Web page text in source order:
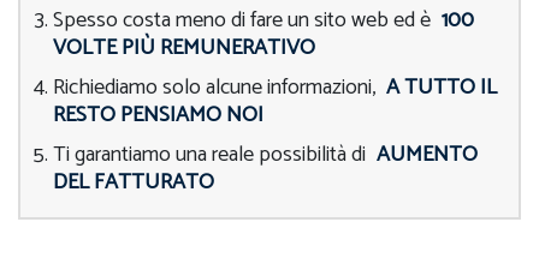
Spesso costa meno di fare un sito web ed è 100
VOLTE PIÙ REMUNERATIVO
Richiediamo solo alcune informazioni, A TUTTO IL
RESTO PENSIAMO NOI
Ti garantiamo una reale possibilità di AUMENTO
DEL FATTURATO